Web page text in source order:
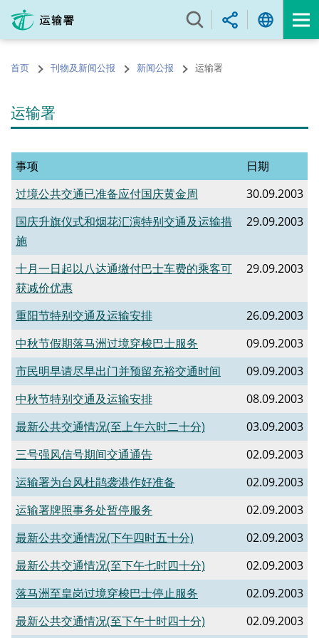
内
的首页 刊物及新闻公报 新闻公报 运输署
运输署
事项
日期
过境公共交通已准备应付国庆黄金周
30.09.2003
国庆升旗仪式和烟花汇演特别交通及运输措
施
29.09.2003
十月一日起以八达通缴付巴士车费的乘客可
获减价优惠
29.09.2003
重阳节特别交通及运输安排
26.09.2003
中秋节假期落马洲过境穿梭巴士服务
09.09.2003
市民明早请尽早出门并预留充裕交通时间
09.09.2003
中秋节特别交通及运输安排
08.09.2003
最新公共交通情况(至上午六时二十分)
03.09.2003
三号强风信号期间交通通告
02.09.2003
运输署为台风杜鹃袭港作好准备
02.09.2003
运输署牌照事务处暂停服务
02.09.2003
最新公共交通情况(下午四时五十分)
02.09.2003
最新公共交通情况(至下午七时四十分)
02.09.2003
落马洲至皇岗过境穿梭巴士停止服务
02.09.2003
最新公共交通情况(至下午十时四十分)
02.09.2003